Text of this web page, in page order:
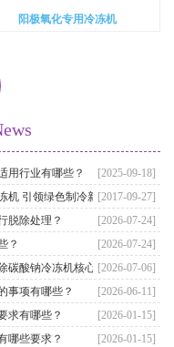
阳极氧化专用冷冻机
[2025-09-18]
用行业有哪些？
[2017-09-27]
机 引领绿色制冷新潮流
[2026-07-24]
脱除处理？
[2026-07-24]
？
[2026-07-06]
碳酸钠冷冻机核心优势解析
[2026-06-11]
事项有哪些？
[2026-01-15]
求有哪些？
[2026-01-15]
哪些要求？